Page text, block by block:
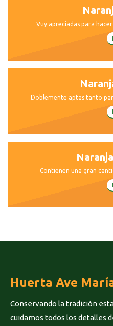
Vuy apreciadas para
Doblemente aptas tanto
Contienen una gran
Huerta Ave
Conservando la tradición
cuidamos todos los detalles